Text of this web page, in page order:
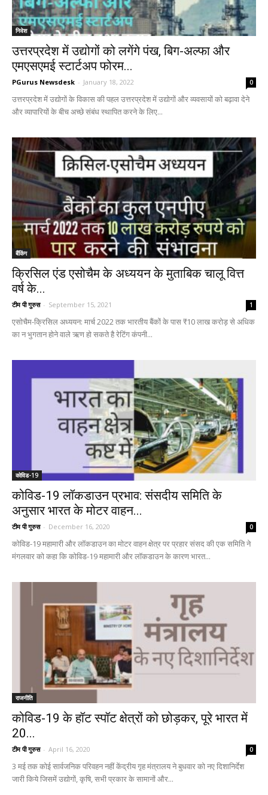
निवेश
उत्तरप्रदेश में उद्योगों को लगेंगे पंख, बिग-अल्फा और
एमएसएमई स्टार्टअप फोरम...
PGurus Newsdesk - January 18, 2022 0
उत्तरप्रदेश में उद्योगों के विकास की पहल उत्तरप्रदेश में उद्योगों और व्यवसायों को बढ़ावा देने
और व्यापारियों के बीच अच्छे संबंध स्थापित करने के लिए...
बैंकिंग
क्रिसिल एंड एसोचैम के अध्ययन के मुताबिक चालू वित्त
वर्ष के...
टीम पी गुरुस - September 15, 2021 1
एसोचैम-क्रिसिल अध्ययन: मार्च 2022 तक भारतीय बैंकों के पास ₹10 लाख करोड़ से अधिक
का न भुगतान होने वाले ऋण हो सकते है रेटिंग कंपनी...
कोविड-19
कोविड-19 लॉकडाउन प्रभाव: संसदीय समिति के
अनुसार भारत के मोटर वाहन...
टीम पी गुरुस - December 16, 2020 0
कोविड-19 महामारी और लॉकडाउन का मोटर वाहन क्षेत्र पर प्रहार संसद की एक समिति ने
मंगलवार को कहा कि कोविड-19 महामारी और लॉकडाउन के कारण भारत...
राजनीति
कोविड-19 के हॉट स्पॉट क्षेत्रों को छोड़कर, पूरे भारत में
20...
टीम पी गुरुस - April 16, 2020 0
3 मई तक कोई सार्वजनिक परिवहन नहीं केंद्रीय गृह मंत्रालय ने बुधवार को नए दिशानिर्देश
जारी किये जिसमें उद्योगों, कृषि, सभी प्रकार के सामानों और...